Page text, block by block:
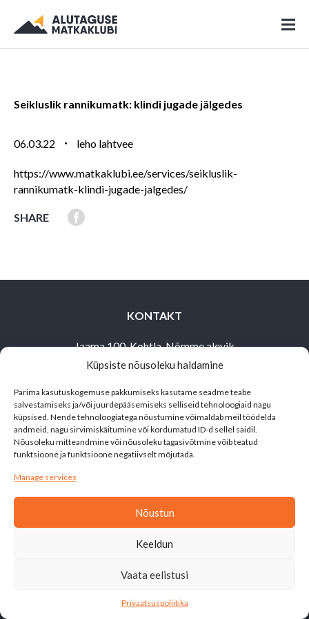
Küpsiste nõusoleku haldamine
Parima kasutuskogemuse pakkumiseks kasutame seadme teabe
salvestamiseks ja/või juurdepääsemiseks selliseid tehnoloogiaid nagu
küpsised. Nende tehnoloogiatega nõustumine võimaldab meil töödelda
andmeid, nagu sirvimiskäitumine või kordumatud ID-d sellel saidil.
Nõusoleku mitteandmine või nõusoleku tagasivõtmine võib teatud
funktsioone ja funktsioone negatiivselt mõjutada.
Manage services
Nõustun
Keeldun
Vaata eelistusi
Privaatsuspoliitika
Seikluslik rannikumatk: klindi jugade jälgedes
06.03.22 leho lahtvee
https://www.matkaklubi.ee/services/seikluslik-
rannikumatk-klindi-jugade-jalgedes/
SHARE
KONTAKT
Jaama 100, Kohtla-Nõmme alevik
Toila vald,
30503 Ida-Virumaa
alutaguse@matkaklubi.ee
+372 514 1692
Leht on valminud siseministeeriumi ja Kodanikuühiskonna
© 2026 Alutaguse.